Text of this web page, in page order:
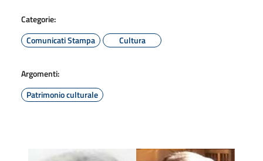
Categorie:
Comunicati Stampa
Cultura
Argomenti:
Patrimonio culturale